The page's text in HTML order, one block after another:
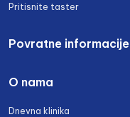
Pritisnite taster
Povratne informacije
O nama
Dnevna klinika